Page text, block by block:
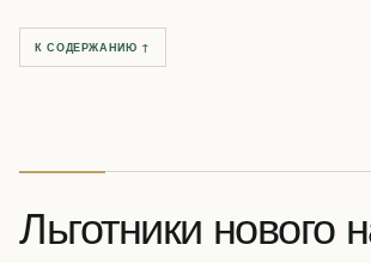
К СОДЕРЖАНИЮ ↑
Льготники нового